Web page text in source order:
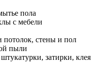
пола
с мебели
потолок, стены и пол
пыли
затирки, клея